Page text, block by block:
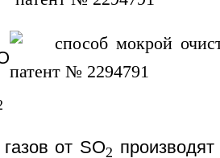
от SO2